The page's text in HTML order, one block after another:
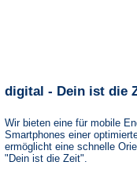
digital - Dein ist die
Wir bieten eine für mobile
Smartphones einer
ermöglicht eine schnelle
"Dein ist die Zeit".